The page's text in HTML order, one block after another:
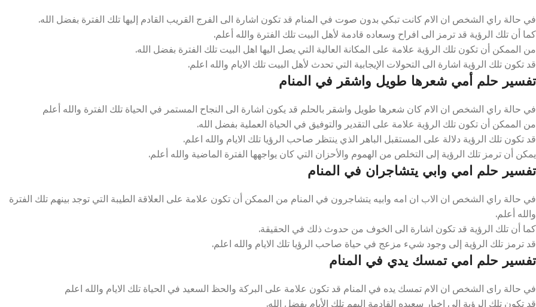
في حالة راي الشخص ان الام كانت تبكي بدون صوت في المنام قد تكون اشارة الى الفرج القريب القادم إليها تلك الفترة بفضل الله.
كما أن تلك الرؤية قد ترمز الى افراح وسعاده قادمة لأهل البيت تلك الفترة والله أعلم.
من الممكن أن تكون تلك الرؤية علامة على المكانة العالية التي يصل اليها اهل البيت تلك الفترة بفضل الله.
قد تكون تلك الرؤية اشارة الى التحولات الإيجابية التي تحدث لأهل البيت تلك الايام والله اعلم.
تفسير حلم أمي شعرها طويل واشقر في المنام
في حالة راي الشخص ان الام كان شعرها طويل واشقر بالحلم قد يكون اشارة الى النجاح المستمر في الحياة تلك الفترة والله أعلم
من الممكن أن تكون تلك الرؤية علامة على التقدير والتوفيق في الحياة العملية بفضل الله.
قد تكون تلك الرؤية دلالة على المستقبل الباهر الذي ينتظر صاحب الرؤيا تلك الايام والله اعلم.
يمكن أن ترمز تلك الرؤية إلى التخلص من الهموم والأحزان التي كان يواجهها الفترة الماضية والله أعلم.
تفسير حلم امي وابي يتشاجران في المنام
في حالة راي الشخص ان الاب ان امه وابيه يتشاجرون في المنام من الممكن أن تكون علامة على العلاقة الطيبة التي توجد بينهم تلك الفترة
والله أعلم.
كما أن تلك الرؤية قد تكون اشارة الى الخوف من حدوث ذلك في الحقيقة.
قد ترمز تلك الرؤية إلى وجود شيء مزعج في حياة صاحب الرؤيا تلك الايام والله اعلم.
تفسير حلم امي تمسك يدي في المنام
في حالة راى الشخص ان الام تمسك يده في المنام قد تكون علامة على البركة والحظ السعيد في الحياة تلك الايام والله اعلم
قد تكون تلك الرؤية إلى اخبار سعيده القادمة إليهم تلك الأيام بفضل الله.